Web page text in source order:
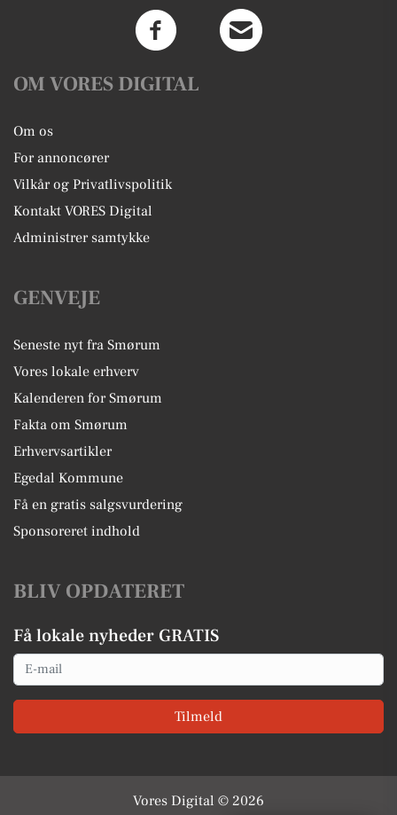
OM VORES DIGITAL
Om os
For annoncører
Vilkår og Privatlivspolitik
Kontakt VORES Digital
Administrer samtykke
GENVEJE
Seneste nyt fra Smørum
Vores lokale erhverv
Kalenderen for Smørum
Fakta om Smørum
Erhvervsartikler
Egedal Kommune
Få en gratis salgsvurdering
Sponsoreret indhold
BLIV OPDATERET
Få lokale nyheder GRATIS
Email
Tilmeld
Vores Digital © 2026